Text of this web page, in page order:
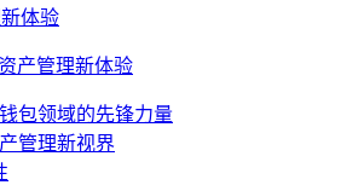
体验
产管理新体验
包领域的先锋力量
管理新视界